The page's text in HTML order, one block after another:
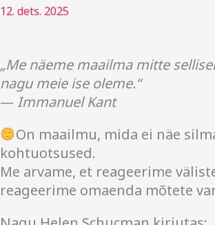
12. dets. 2025
„Me näeme maailma mitte
nagu meie ise oleme.“
— Immanuel Kant
On maailmu, mida ei näe
kohtuotsused.
Me arvame, et reageerime
reageerime omaenda mõtete